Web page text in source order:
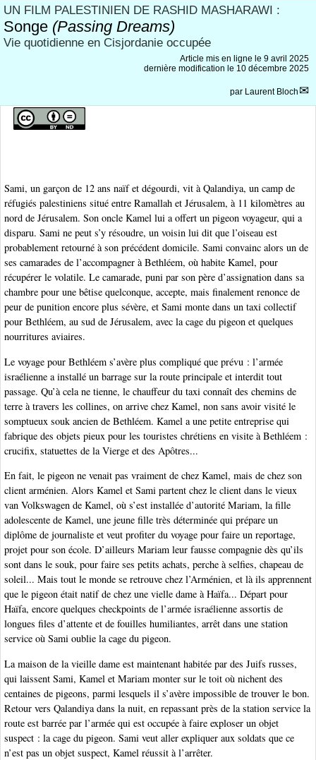
UN FILM PALESTINIEN DE RASHID MASHARAWI :
Songe (Passing Dreams)
Vie quotidienne en Cisjordanie occupée
Article mis en ligne le 9 avril 2025
dernière modification le 10 décembre 2025
par Laurent Bloch
Sami, un garçon de 12 ans naïf et dégourdi, vit à Qalandiya, un camp de
réfugiés palestiniens situé entre Ramallah et Jérusalem, à 11 kilomètres au
nord de Jérusalem. Son oncle Kamel lui a offert un pigeon voyageur, qui a
disparu. Sami ne peut s’y résoudre, un voisin lui dit que l’oiseau est
probablement retourné à son précédent domicile. Sami convainc alors un de
ses camarades de l’accompagner à Bethléem, où habite Kamel, pour
récupérer le volatile. Le camarade, puni par son père d’assignation dans sa
chambre pour une bêtise quelconque, accepte, mais finalement renonce de
peur de punition encore plus sévère, et Sami monte dans un taxi collectif
pour Bethléem, au sud de Jérusalem, avec la cage du pigeon et quelques
nourritures aviaires.
Le voyage pour Bethléem s’avère plus compliqué que prévu : l’armée
israélienne a installé un barrage sur la route principale et interdit tout
passage. Qu’à cela ne tienne, le chauffeur du taxi connaît des chemins de
terre à travers les collines, on arrive chez Kamel, non sans avoir visité le
somptueux souk ancien de Bethléem. Kamel a une petite entreprise qui
fabrique des objets pieux pour les touristes chrétiens en visite à Bethléem :
crucifix, statuettes de la Vierge et des Apôtres...
En fait, le pigeon ne venait pas vraiment de chez Kamel, mais de chez son
client arménien. Alors Kamel et Sami partent chez le client dans le vieux
van Volkswagen de Kamel, où s’est installée d’autorité Mariam, la fille
adolescente de Kamel, une jeune fille très déterminée qui prépare un
diplôme de journaliste et veut profiter du voyage pour faire un reportage,
projet pour son école. D’ailleurs Mariam leur fausse compagnie dès qu’ils
sont dans le souk, pour faire ses petits achats, perche à selfies, chapeau de
soleil... Mais tout le monde se retrouve chez l’Arménien, et là ils apprennent
que le pigeon était natif de chez une vielle dame à Haïfa... Départ pour
Haïfa, encore quelques checkpoints de l’armée israélienne assortis de
longues files d’attente et de fouilles humiliantes, arrêt dans une station
service où Sami oublie la cage du pigeon.
La maison de la vieille dame est maintenant habitée par des Juifs russes,
qui laissent Sami, Kamel et Mariam monter sur le toit où nichent des
centaines de pigeons, parmi lesquels il s’avère impossible de trouver le bon.
Retour vers Qalandiya dans la nuit, en repassant près de la station service la
route est barrée par l’armée qui est occupée à faire exploser un objet
suspect : la cage du pigeon. Sami veut aller expliquer aux soldats que ce
n’est pas un objet suspect, Kamel réussit à l’arrêter.